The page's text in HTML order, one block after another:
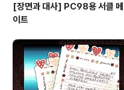
[장면과 대사] PC98용 서클 메
이트